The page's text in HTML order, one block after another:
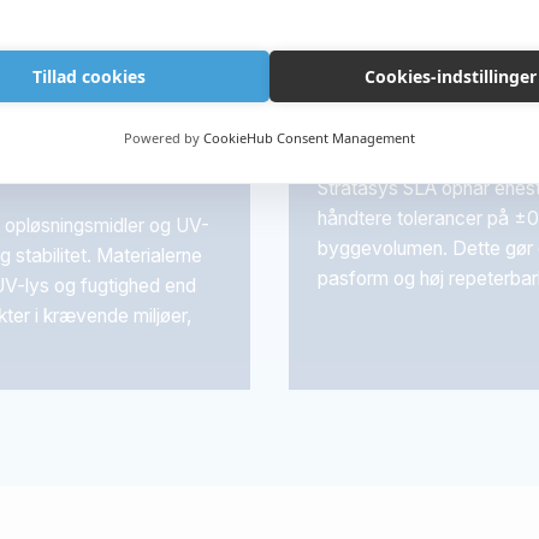
Tillad cookies Cookies-indstillinger
Powered by CookieHub Consent Management
og UV-
stabilitet. Materialerne
lys og fugtighed end
i krævende miljøer,
Stratasys SLA opnår
håndtere tolerancer på
byggevolumen. Dette
pasform og høj